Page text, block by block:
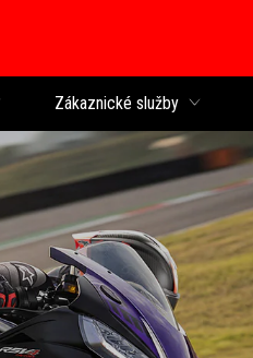
Zákaznické služby